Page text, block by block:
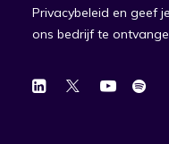
Privacybeleid en geef
ons bedrijf te